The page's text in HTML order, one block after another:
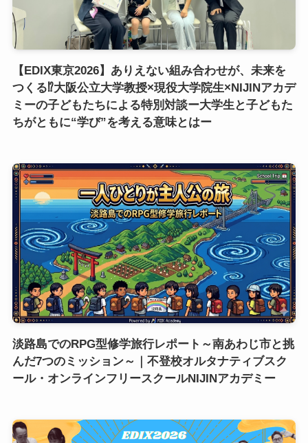
【EDIX東京2026】ありえない組み合わせが、未来を
つくる⁉大阪公立大学教授×現役大学院生×NIJINアカデ
ミーの子どもたちによる特別対談ー大学生と子どもた
ちがともに“学び”を考える意味とはー
淡路島でのRPG型修学旅行レポート～南あわじ市と挑
んだ7つのミッション～｜不登校オルタナティブスク
ール・オンラインフリースクールNIJINアカデミー